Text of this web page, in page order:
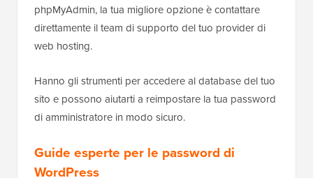
phpMyAdmin, la tua migliore opzione è contattare
direttamente il team di supporto del tuo provider di
web hosting.
Hanno gli strumenti per accedere al database del tuo
sito e possono aiutarti a reimpostare la tua password
di amministratore in modo sicuro.
Guide esperte per le password di
WordPress